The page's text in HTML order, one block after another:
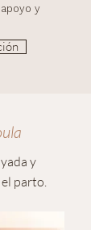
y
y
parto.